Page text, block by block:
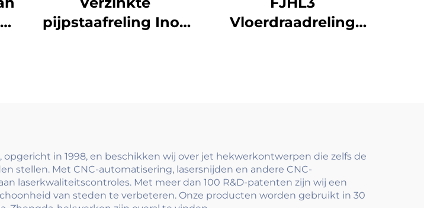
pijpstaafreling Inox
Vloerdraadreling
gebouwvloeren
in 1998, en beschikken wij over jet hekwerkontwerpen die zelfs de
stellen. Met CNC-automatisering, lasersnijden en andere CNC-
laserkwaliteitscontroles. Met meer dan 100 R&D-patenten zijn wij een
van steden te verbeteren. Onze producten worden gebruikt in 30